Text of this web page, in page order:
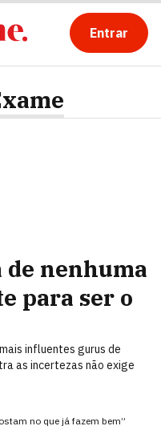
Entrar
de nenhuma
para ser o
influentes gurus de
as incertezas não exige
no que já fazem bem”